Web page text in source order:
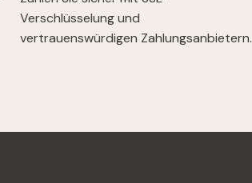
Verschlüsselung und
vertrauenswürdigen Zahlungsanbietern.